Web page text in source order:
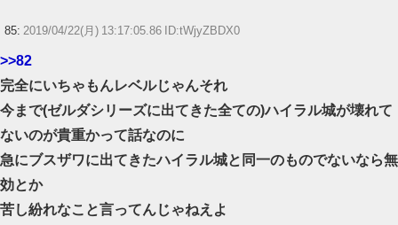
85: 2019/04/22(月) 13:17:05.86 ID:tWjyZBDX0
>>82
完全にいちゃもんレベルじゃんそれ
今まで(ゼルダシリーズに出てきた全ての)ハイラル城が壊れて
ないのが貴重かって話なのに
急にブスザワに出てきたハイラル城と同一のものでないなら無
効とか
苦し紛れなこと言ってんじゃねえよ